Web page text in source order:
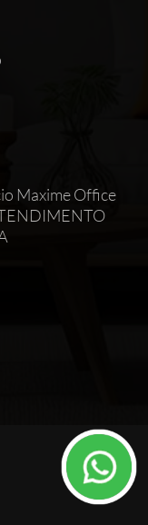
Maxime Office